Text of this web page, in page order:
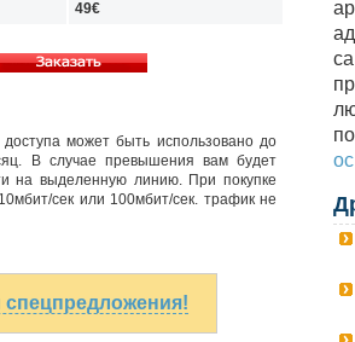
49€
может быть использовано до
В случае превышения вам будет
на выделенную линию. При покупке
сек или 100мбит/сек. трафик не
спецпредложения!